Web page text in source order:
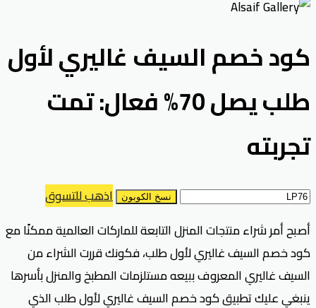
كود خصم السيف غاليري لأول
طلب يصل 70% فعال: تمت
تجربته
نسخ الكوبون
اذهب للتسوق
أصبح أمر شراء منتجات المنزل التابعة للماركات العالمية ممكنًا مع
كود خصم السيف غاليري لأول طلب، فكونك قررت الشراء من
السيف غاليري المعروف ببيعه مستلزمات المطبخ والمنزل بأسرها
ينبغي عليك تطبيق كود خصم السيف غاليري لأول طلب الذي